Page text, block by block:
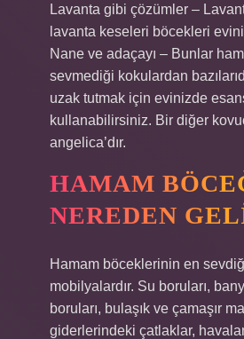
Lavanta gibi çözümler –
lavanta keseleri böcekleri
Nane ve adaçayı – Bunlar
sevmediği kokulardan
uzak tutmak için evinizde
kullanabilirsiniz. Bir diğer
angelica’dır.
HAMAM
NEREDEN
Hamam böceklerinin en
mobilyalardır. Su boruları,
boruları, bulaşık ve çamaşır
giderlerindeki çatlaklar,